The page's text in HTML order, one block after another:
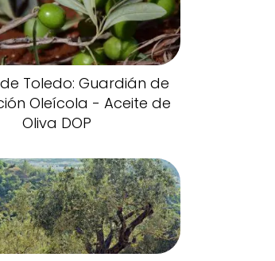
Toledo: Guardián de
Oleícola - Aceite de
Oliva DOP